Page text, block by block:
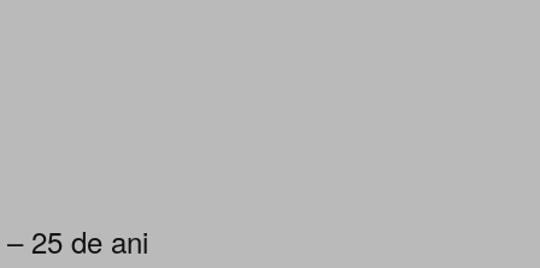
25 de ani